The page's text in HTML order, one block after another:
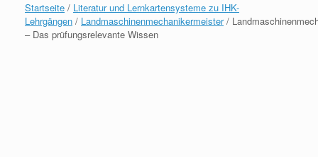
Startseite / Literatur und Lernkartensysteme zu IHK-
Lehrgängen / Landmaschinenmechanikermeister/
– Das prüfungsrelevante Wissen